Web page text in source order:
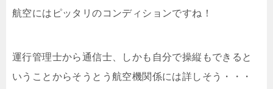
航空にはピッタリのコンディションですね！
運行管理士から通信士、しかも自分で操縦もできると
いうことからそうとう航空機関係には詳しそう・・・